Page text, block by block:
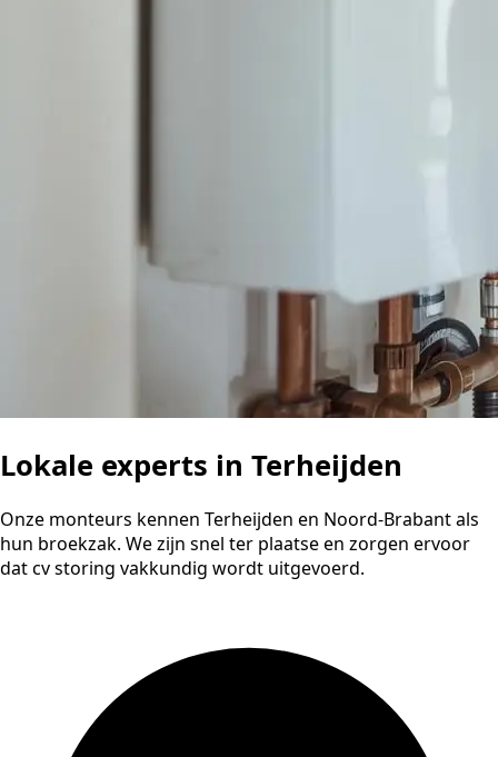
Lokale experts in Terheijden
Onze monteurs kennen Terheijden en Noord-Brabant als
hun broekzak. We zijn snel ter plaatse en zorgen ervoor
dat cv storing vakkundig wordt uitgevoerd.